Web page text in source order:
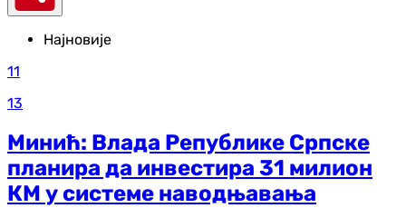
Најновије
11
13
Минић: Влада Републике Српске
планира да инвестира 31 милион
КМ у системе наводњавања